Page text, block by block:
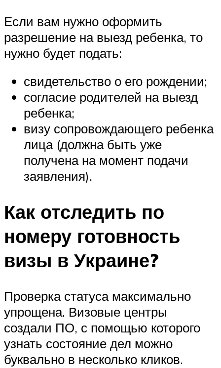
Если вам нужно оформить
разрешение на выезд ребенка, то
нужно будет подать:
свидетельство о его рождении;
согласие родителей на выезд
ребенка;
визу сопровождающего ребенка
лица (должна быть уже
получена на момент подачи
заявления).
Как отследить по
номеру готовность
визы в Украине?
Проверка статуса максимально
упрощена. Визовые центры
создали ПО, с помощью которого
узнать состояние дел можно
буквально в несколько кликов.